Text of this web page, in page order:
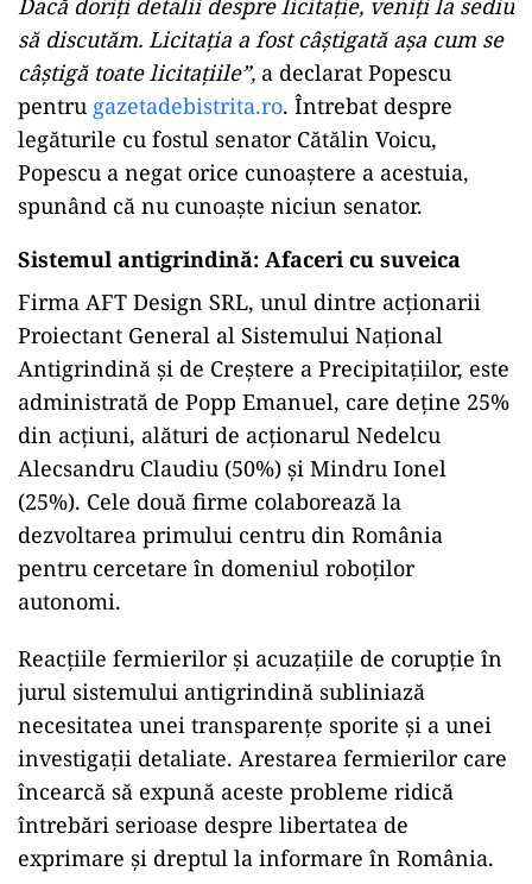
să discutăm. Licitația a fost câștigată așa cum se
câștigă toate licitațiile”, a declarat Popescu
pentru gazetadebistrita.ro. Întrebat despre
legăturile cu fostul senator Cătălin Voicu,
Popescu a negat orice cunoaștere a acestuia,
spunând că nu cunoaște niciun senator.
Sistemul antigrindină: Afaceri cu suveica
Firma AFT Design SRL, unul dintre acționarii
Proiectant General al Sistemului Național
Antigrindină și de Creștere a Precipitațiilor, este
administrată de Popp Emanuel, care deține 25%
din acțiuni, alături de acționarul Nedelcu
Alecsandru Claudiu (50%) și Mindru Ionel
(25%). Cele două firme colaborează la
dezvoltarea primului centru din România
pentru cercetare în domeniul roboților
autonomi.
Reacțiile fermierilor și acuzațiile de corupție în
jurul sistemului antigrindină subliniază
necesitatea unei transparențe sporite și a unei
investigații detaliate. Arestarea fermierilor care
încearcă să expună aceste probleme ridică
întrebări serioase despre libertatea de
exprimare și dreptul la informare în România.